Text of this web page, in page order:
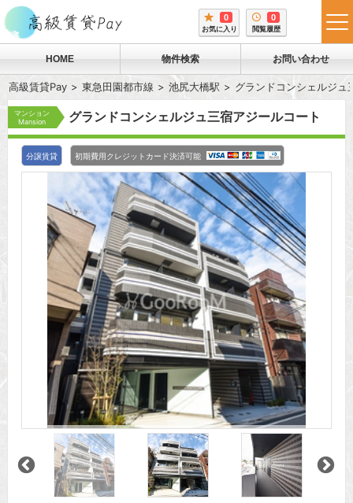
0
お気に入り
0
閲覧履歴
HOME 物件検索 お問い合わせ
高級賃貸Pay 東急田園都市線 池尻大橋駅 グランドコンシェルジュ
マンション
Mansion
グランドコンシェルジュ三宿アジールコート
分譲賃貸 初期費用クレジットカード決済可能